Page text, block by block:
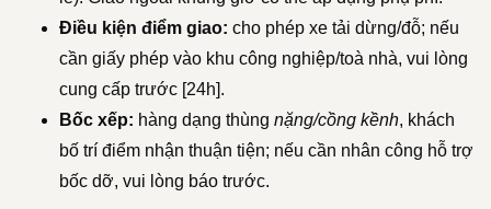
Điều kiện điểm giao: cho phép xe tải dừng/đỗ; nếu
cần giấy phép vào khu công nghiệp/toà nhà, vui lòng
cung cấp trước [24h].
Bốc xếp: hàng dạng thùng nặng/cồng kềnh, khách
bố trí điểm nhận thuận tiện; nếu cần nhân công hỗ trợ
bốc dỡ, vui lòng báo trước.